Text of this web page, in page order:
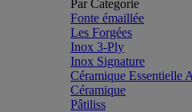
Par Categorie
Fonte émaillée
Les Forgées
Inox 3-Ply
Inox Signature
Céramique Essentielle
Céramique
Pâtiliss